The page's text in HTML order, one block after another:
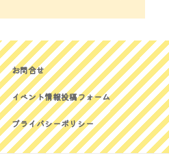
お問合せ
イベント情報投稿フォーム
プライバシーポリシー